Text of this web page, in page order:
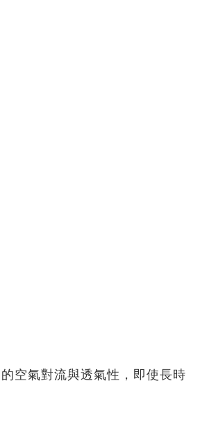
空氣對流與透氣性，即使長時